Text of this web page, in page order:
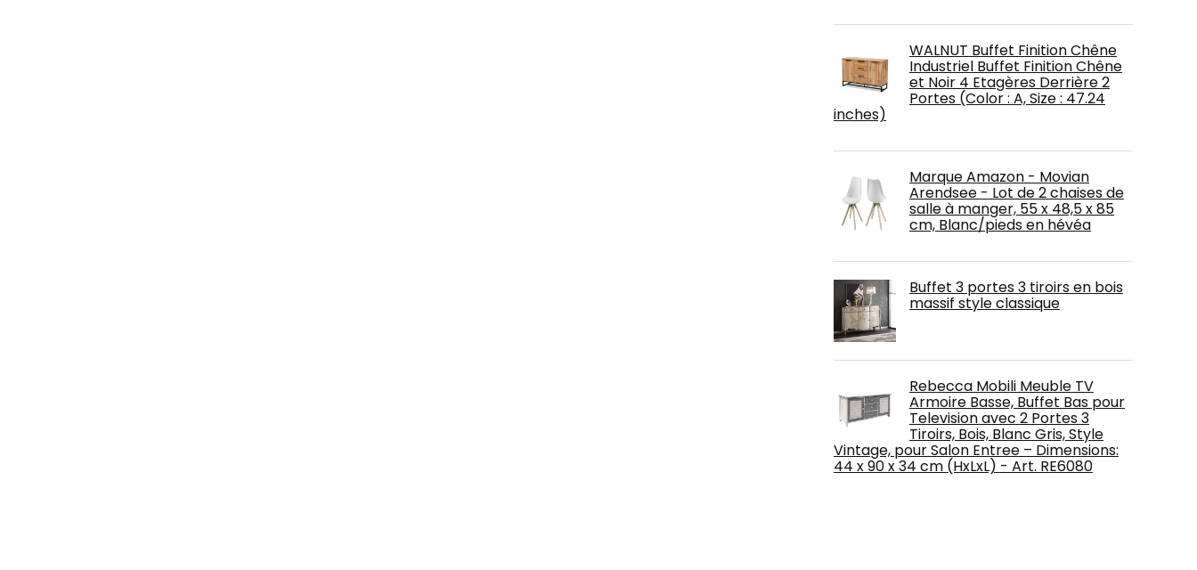
WALNUT Buffet Finition Chêne
Industriel Buffet Finition Chêne
et Noir 4 Etagères Derrière 2
Portes (Color : A, Size : 47.24
inches)
Marque Amazon - Movian
Arendsee - Lot de 2 chaises de
salle à manger, 55 x 48,5 x 85
cm, Blanc/pieds en hévéa
Buffet 3 portes 3 tiroirs en bois
massif style classique
Rebecca Mobili Meuble TV
Armoire Basse, Buffet Bas pour
Television avec 2 Portes 3
Tiroirs, Bois, Blanc Gris, Style
Vintage, pour Salon Entree – Dimensions:
44 x 90 x 34 cm (HxLxL) - Art. RE6080